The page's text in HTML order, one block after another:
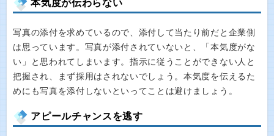
本気度が伝わらない
写真の添付を求めているので、添付して当たり前だと企業側
は思っています。写真が添付されていないと、「本気度がな
い」と思われてしまいます。指示に従うことができない人と
把握され、まず採用はされないでしょう。本気度を伝えるた
めにも写真を添付しないといってことは避けましょう。
アピールチャンスを逃す